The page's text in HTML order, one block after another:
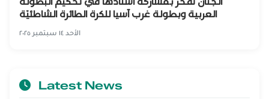
العربية وبطولة غرب آسيا للكرة الطائرة الشاطئيّة
الأحد ١٤ سبتمبر ٢٠٢٥
Latest News